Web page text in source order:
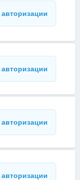
авторизации
авторизации
авторизации
авторизации